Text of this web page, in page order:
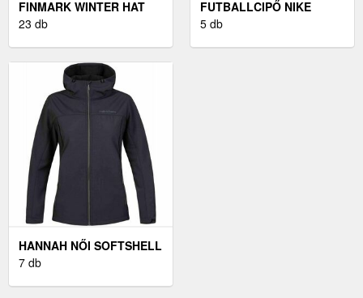
FINMARK WINTER HAT
TÉLI KÖTÖTT SAPKA,
23 db
FUTBALLCIPŐ NIKE
PHANTOM 6 LOW ELITE
5 db
HANNAH NŐI SOFTSHELL
KABÁT NŐI SOFTSHELL
7 db